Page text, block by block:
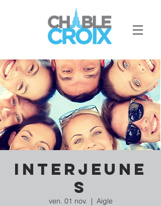
Interjeune
s
ven. 01 nov.
  |
Aigle